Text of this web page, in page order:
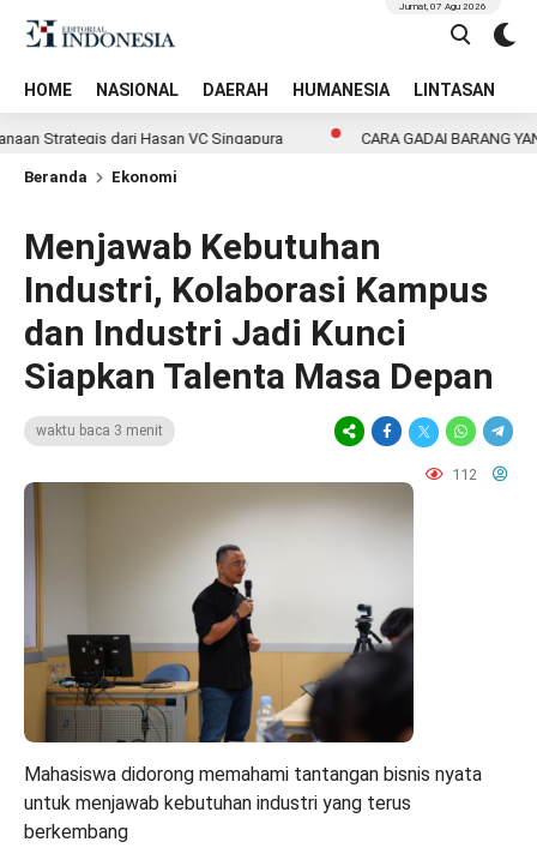
HOME NASIONAL DAERAH HUMANESIA LINTASAN
Jumat, 07 Agu 2026
dari Hasan VC Singapura CARA GADAI BARANG YANG
Beranda Ekonomi
Menjawab Kebutuhan
Industri, Kolaborasi Kampus
dan Industri Jadi Kunci
Siapkan Talenta Masa Depan
waktu baca 3 menit
112
Mahasiswa didorong memahami tantangan bisnis nyata
untuk menjawab kebutuhan industri yang terus
berkembang